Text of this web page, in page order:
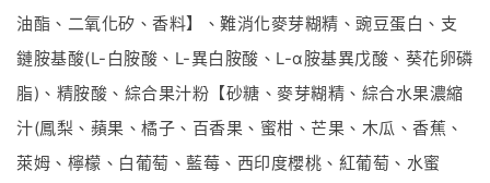
油酯、二氧化矽、香料】、難消化麥芽糊精、豌豆蛋白、支
鏈胺基酸(L- 白胺酸、 L-異白胺酸、 L-α胺基異戊酸、葵花卵磷
脂) 、精胺酸、綜合果汁粉【砂糖、麥芽糊精、綜合水果濃縮
汁(鳳梨、蘋果、橘子、百香果、蜜柑、芒果、木瓜、香蕉、
萊姆、檸檬、白葡萄、藍莓、西印度櫻桃、紅葡萄、水蜜